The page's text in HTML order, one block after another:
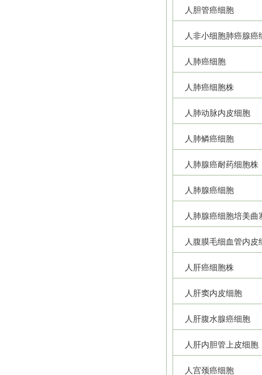
人胆管癌细胞
人非小细胞肺癌腺癌
人肺癌细胞
人肺癌细胞株
人肺动脉内皮细胞
人肺鳞癌细胞
人肺腺癌耐药细胞株
人肺腺癌细胞
人肺腺癌细胞培美曲
人腹膜毛细血管内皮
人肝癌细胞株
人肝窦内皮细胞
人肝腹水腺癌细胞
人肝内胆管上皮细胞
人宫颈癌细胞